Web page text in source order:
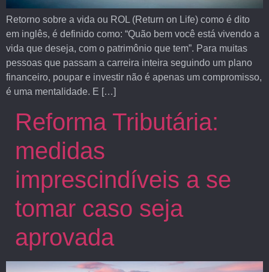
Retorno sobre a vida ou ROL (Return on Life) como é dito
em inglês, é definido como: “Quão bem você está vivendo a
vida que deseja, com o patrimônio que tem”. Para muitas
pessoas que passam a carreira inteira seguindo um plano
financeiro, poupar e investir não é apenas um compromisso,
é uma mentalidade. E […]
Reforma Tributária:
medidas
imprescindíveis a se
tomar caso seja
aprovada